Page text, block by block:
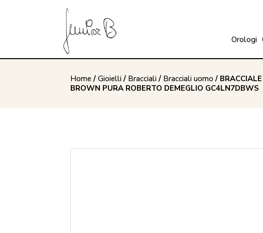
Orologi
Home / Gioielli/ Bracciali/ Bracciali uomo /
BROWN PURA ROBERTO DEMEGLIO GC4LN7DBWS